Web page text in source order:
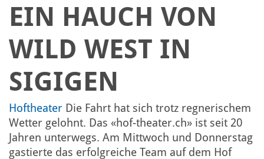
EIN HAUCH VON
WILD WEST IN
SIGIGEN
Hoftheater Die Fahrt hat sich trotz regnerischem
Wetter gelohnt. Das «hof-theater.ch» ist seit 20
Jahren unterwegs. Am Mittwoch und Donnerstag
gastierte das erfolgreiche Team auf dem Hof